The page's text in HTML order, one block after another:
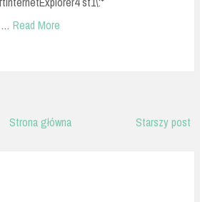
… Read More
Starszy post
Strona główna